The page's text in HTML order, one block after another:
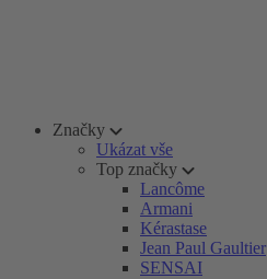
Značky
Ukázat vše
Top značky
Lancôme
Armani
Kérastase
Jean Paul Gaultier
SENSAI